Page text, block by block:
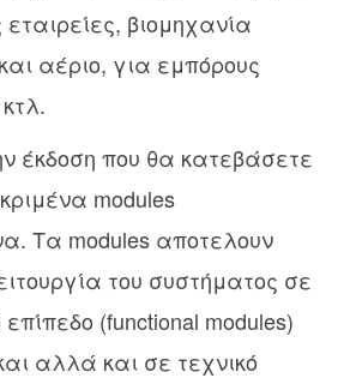
βιομηχανία
αέριο, για εμπόρους
έκδοση που θα κατεβάσετε
modules
Τα modules αποτελουν
του συστήματος σε
(functional modules)
αλλά και σε τεχνικό